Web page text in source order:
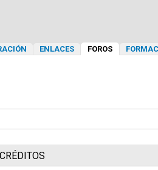
ENLACES FOROS
CRÉDITOS